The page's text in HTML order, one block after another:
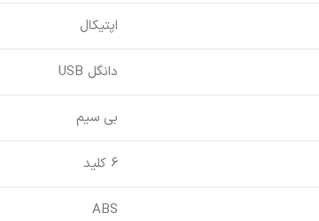
اپتیکال
دانگل USB
بی سیم
6 کلید
ABS